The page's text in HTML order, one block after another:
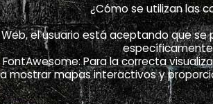
¿Cómo se utilizan las
el usuario está aceptando que
FontAwesome: Para la correcta
mostrar mapas interactivos y